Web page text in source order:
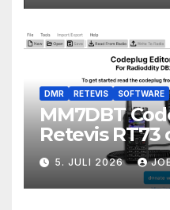
DMR RETEVIS SOFTWARE
MM7DBT
Retevis
5. JULI 2026